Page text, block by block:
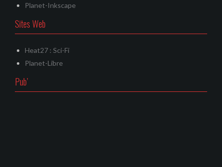
Planet-Inkscape
Sites Web
Heat27 : Sci-Fi
Planet-Libre
Pub’